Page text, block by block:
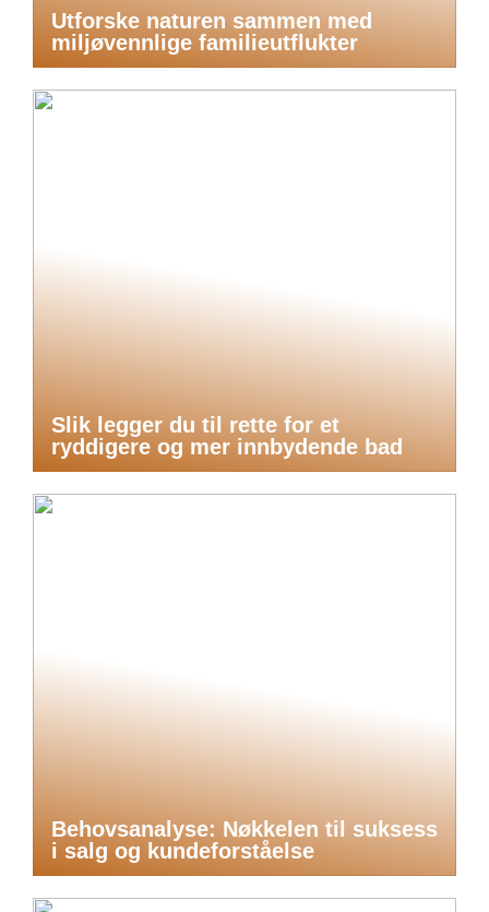
Utforske naturen sammen med
miljøvennlige familieutflukter
Slik legger du til rette for et
ryddigere og mer innbydende bad
Behovsanalyse: Nøkkelen til suksess
i salg og kundeforståelse